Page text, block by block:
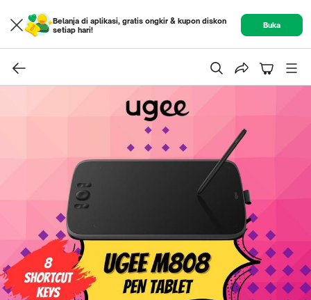
Belanja di aplikasi, gratis ongkir & kupon diskon
setiap hari!
Buka